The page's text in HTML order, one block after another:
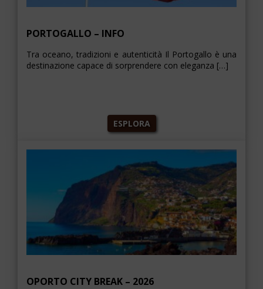
PORTOGALLO – INFO
Tra oceano, tradizioni e autenticità Il Portogallo è una
destinazione capace di sorprendere con eleganza […]
ESPLORA
OPORTO CITY BREAK – 2026